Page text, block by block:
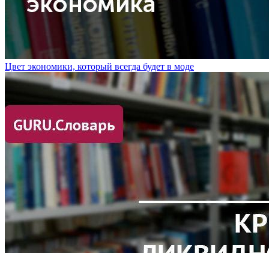
Цвет экономики, который всегда будет в моде